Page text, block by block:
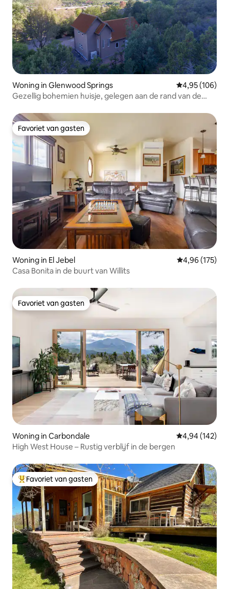
Woning in Glenwood Springs Gemiddelde
4,95 (106)
Gezellig bohemien huisje, gelegen aan de rand van de
Favoriet van gasten
Favoriet van gasten
Woning in El Jebel Gemiddelde
4,96 (175)
Casa Bonita in de buurt van Willits
Favoriet van gasten
Favoriet van gasten
Woning in Carbondale Gemiddelde
4,94 (142)
High West House – Rustig verblijf in de bergen
Topfavoriet van gasten
Favoriet van gasten